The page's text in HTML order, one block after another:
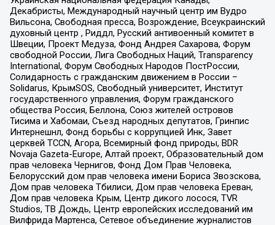
Декабристы, Международный научный центр им Вудро
Вильсона, Свободная пресса, Возрождение, Всеукраинский
духовный центр , Риддл, Русский антивоенный комитет в
Швеции, Проект Медуза, Фонд Андрея Сахарова, Форум
свободной России, Лига Свободных Наций, Transparеncy
International, Форум Свободных Народов ПостРоссии,
Солидарность с гражданским движением в России –
Solidarus, КрымSOS, Свободный университет, Институт
государственного управления, Форум гражданского
общества Россия, Беллона, Союз жителей островов
Тисима и Хабомаи, Съезд народных депутатов, Гринпис
Интернешнл, Фонд борьбы с коррупцией Инк, Завет
церквей TCCN, Агора, Всемирный фонд природы, BDR
Novaja Gazeta-Europe, Алтай проект, Образовательный дом
прав человека Чернигов, Фонд Дом Прав Человека,
Белорусский дом прав человека имени Бориса Звозскова,
Дом прав человека Тбилиси, Дом прав человека Ереван,
Дом прав человека Крым, Центр дикого лосося, TVR
Studios, ТВ Дождь, Центр европейских исследований им
Вилфрида Мартенса, Сетевое объединение журналистов